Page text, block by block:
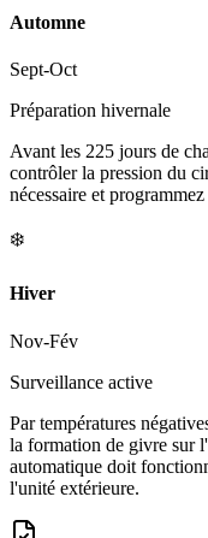
Automne
Sept-Oct
Préparation hivernale
Avant les 225 jours de
contrôler la pression du
nécessaire et
❄️
Hiver
Nov-Fév
Surveillance active
Par températures
la formation de givre sur
automatique doit
l'unité extérieure.